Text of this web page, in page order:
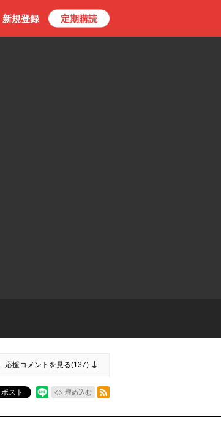
新規登録 定期購読
応援コメントを見る(137)
ポスト 埋め込む